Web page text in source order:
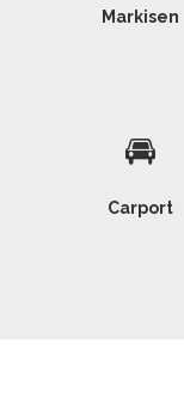
Markisen
🚘
Carport